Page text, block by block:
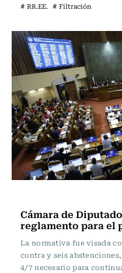
# RR.EE. # Filtración
Cámara de
reglamento para el
La normativa fue visada
contra y seis
4/7 necesario para